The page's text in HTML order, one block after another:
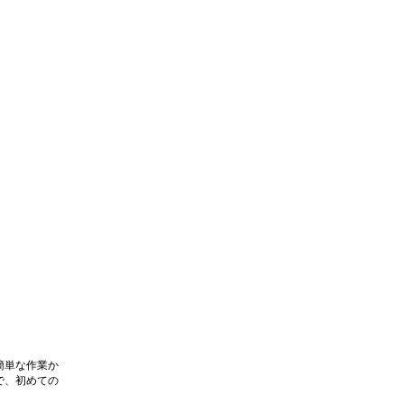
単な作業か
、初めての